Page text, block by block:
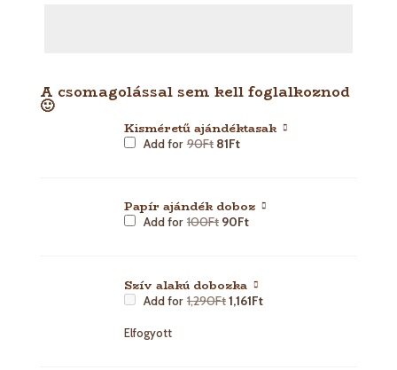
A csomagolással sem kell foglalkoznod
🙂
Kisméretű ajándéktasak
Add for 90Ft 81Ft
Papír ajándék doboz
Add for 100Ft 90Ft
Szív alakú dobozka
Add for 1,290Ft1,161Ft
Elfogyott